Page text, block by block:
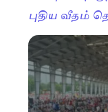
புதிய வீதம்